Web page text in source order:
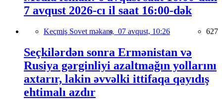
7 avqust 2026-cı il saat 16:00-dək
Keçmiş Sovet məkanı, 07 avqust, 10:26 627
Seçkilərdən sonra Ermənistan və
Rusiya gərginliyi azaltmağın yollarını
axtarır, lakin əvvəlki ittifaqa qayıdış
ehtimalı azdır